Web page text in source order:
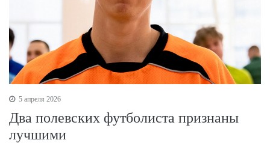
5 апреля 2026
Два полевских футболиста признаны
лучшими